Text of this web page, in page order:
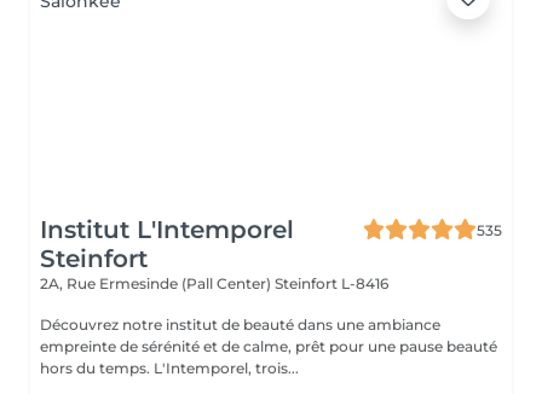
Institut L'Intemporel
Steinfort
535
2A, Rue Ermesinde (Pall Center) Steinfort L-8416
Découvrez notre institut de beauté dans une ambiance
empreinte de sérénité et de calme, prêt pour une pause beauté
hors du temps. L'Intemporel, trois...